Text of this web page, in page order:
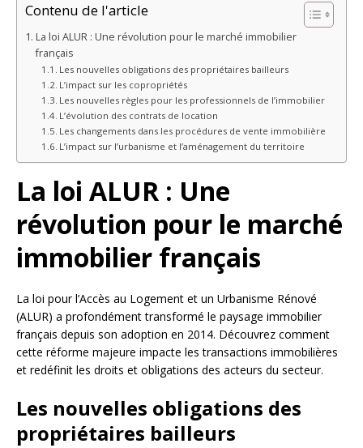
Contenu de l'article
La loi ALUR : Une révolution pour le marché immobilier
français
Les nouvelles obligations des propriétaires bailleurs
L’impact sur les copropriétés
Les nouvelles règles pour les professionnels de l’immobilier
L’évolution des contrats de location
Les changements dans les procédures de vente immobilière
L’impact sur l’urbanisme et l’aménagement du territoire
La loi ALUR : Une
révolution pour le marché
immobilier français
La loi pour l’Accès au Logement et un Urbanisme Rénové
(ALUR) a profondément transformé le paysage immobilier
français depuis son adoption en 2014. Découvrez comment
cette réforme majeure impacte les transactions immobilières
et redéfinit les droits et obligations des acteurs du secteur.
Les nouvelles obligations des
propriétaires bailleurs